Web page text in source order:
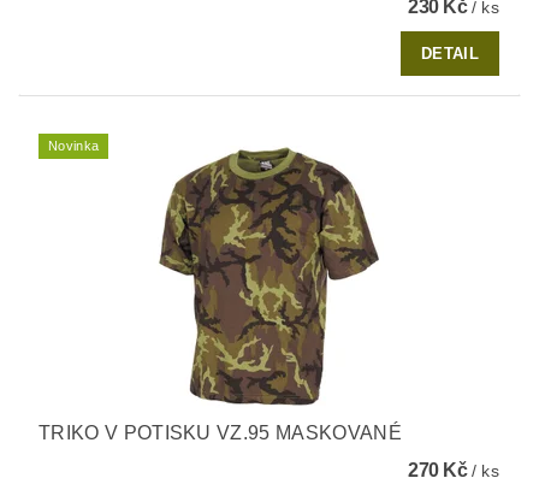
230 Kč/ ks
DETAIL
Novinka
TRIKO V POTISKU VZ.95 MASKOVANÉ
270 Kč/ ks